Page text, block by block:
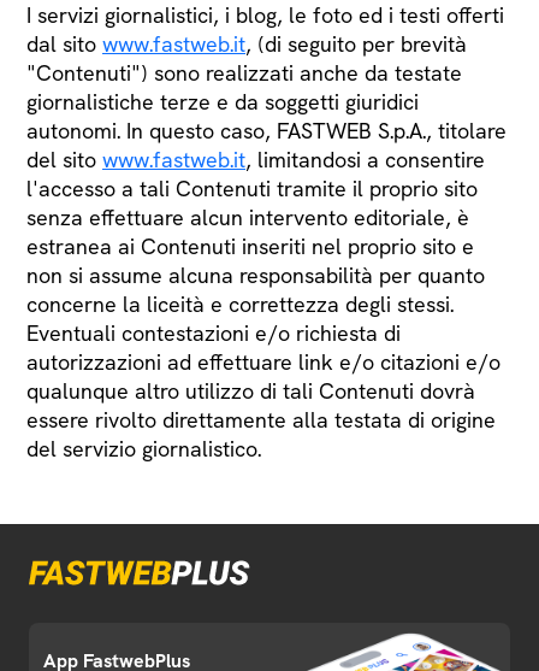
I servizi giornalistici, i blog, le foto ed i testi offerti
dal sito www.fastweb.it, (di seguito per brevità
"Contenuti") sono realizzati anche da testate
giornalistiche terze e da soggetti giuridici
autonomi. In questo caso, FASTWEB S.p.A., titolare
del sito www.fastweb.it, limitandosi a consentire
l'accesso a tali Contenuti tramite il proprio sito
senza effettuare alcun intervento editoriale, è
estranea ai Contenuti inseriti nel proprio sito e
non si assume alcuna responsabilità per quanto
concerne la liceità e correttezza degli stessi.
Eventuali contestazioni e/o richiesta di
autorizzazioni ad effettuare link e/o citazioni e/o
qualunque altro utilizzo di tali Contenuti dovrà
essere rivolto direttamente alla testata di origine
del servizio giornalistico.
App FastwebPlus